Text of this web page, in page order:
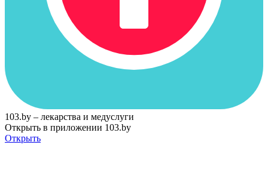
103.by – лекарства и медуслуги
Открыть в приложении 103.by
Открыть